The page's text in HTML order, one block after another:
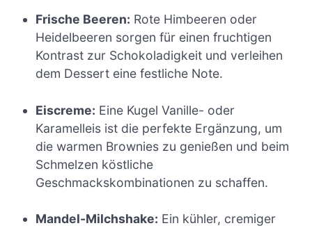
Frische Beeren: Rote Himbeeren oder
Heidelbeeren sorgen für einen fruchtigen
Kontrast zur Schokoladigkeit und verleihen
dem Dessert eine festliche Note.
Eiscreme: Eine Kugel Vanille- oder
Karamelleis ist die perfekte Ergänzung, um
die warmen Brownies zu genießen und beim
Schmelzen köstliche
Geschmackskombinationen zu schaffen.
Mandel-Milchshake: Ein kühler, cremiger